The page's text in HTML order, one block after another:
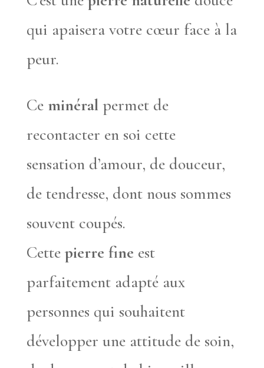
qui apaisera votre cœur face à la
peur.
Ce minéralpermet de
recontacter en soi cette
sensation d’amour, de douceur,
de tendresse, dont nous sommes
souvent coupés.
Cette pierre fine est
parfaitement adapté aux
personnes qui souhaitent
développer une attitude de soin,